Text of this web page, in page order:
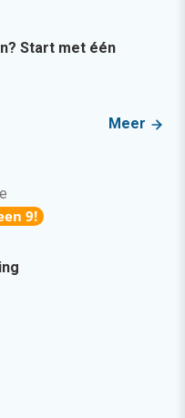
Start met één
Meer
9!